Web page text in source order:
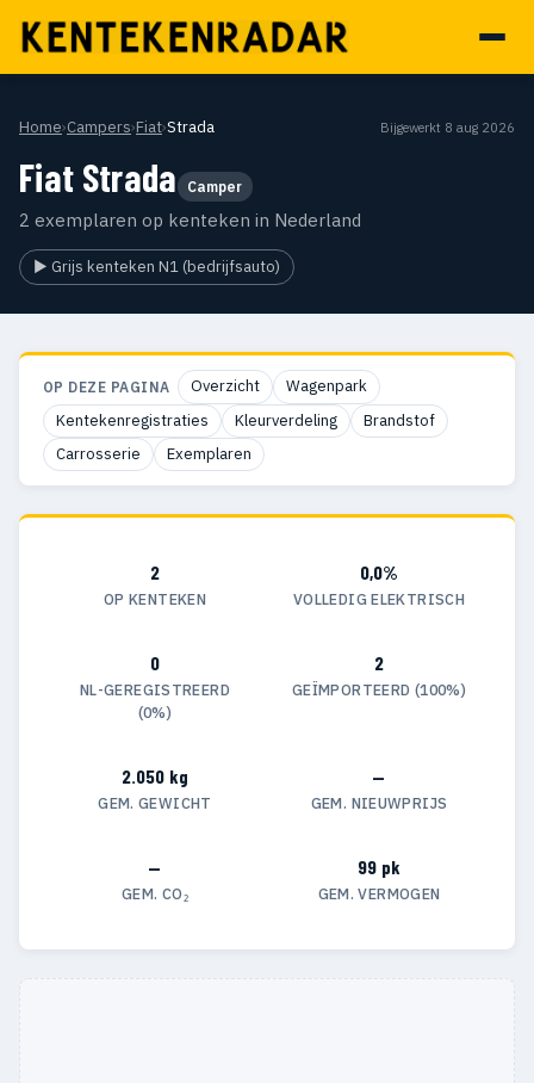
Home›Campers›Fiat›Strada Bijgewerkt 8 aug 2026
Fiat Strada Camper
2 exemplaren op kenteken in Nederland
▶ Grijs kenteken N1 (bedrijfsauto)
OP DEZE PAGINA Overzicht
Wagenpark
Kentekenregistraties
Kleurverdeling
Brandstof
Carrosserie
Exemplaren
2
OP KENTEKEN
0,0%
VOLLEDIG ELEKTRISCH
0
NL-GEREGISTREERD
(0%)
2
GEÏMPORTEERD (100%)
2.050 kg
GEM. GEWICHT
—
GEM. NIEUWPRIJS
—
GEM. CO₂
99 pk
GEM. VERMOGEN